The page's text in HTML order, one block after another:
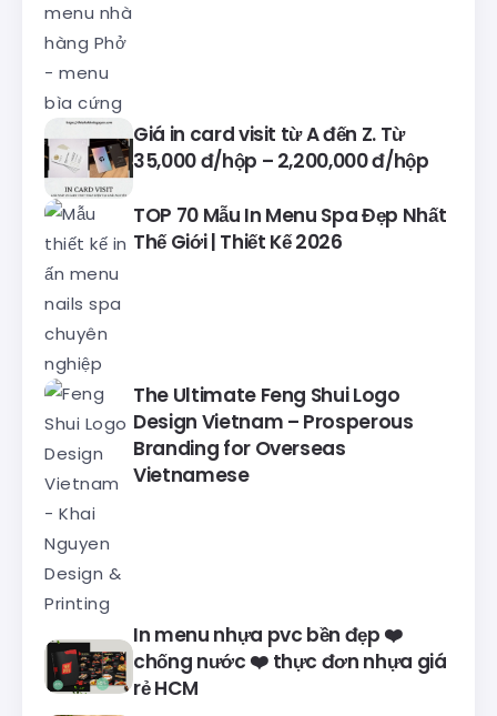
Giá in card visit từ A đến Z. Từ
35,000 đ/hộp – 2,200,000 đ/hộp
TOP 70 Mẫu In Menu Spa Đẹp Nhất
Thế Giới | Thiết Kế 2026
The Ultimate Feng Shui Logo
Design Vietnam – Prosperous
Branding for Overseas
Vietnamese
In menu nhựa pvc bền đẹp ❤️
chống nước ❤️ thực đơn nhựa giá
rẻ HCM